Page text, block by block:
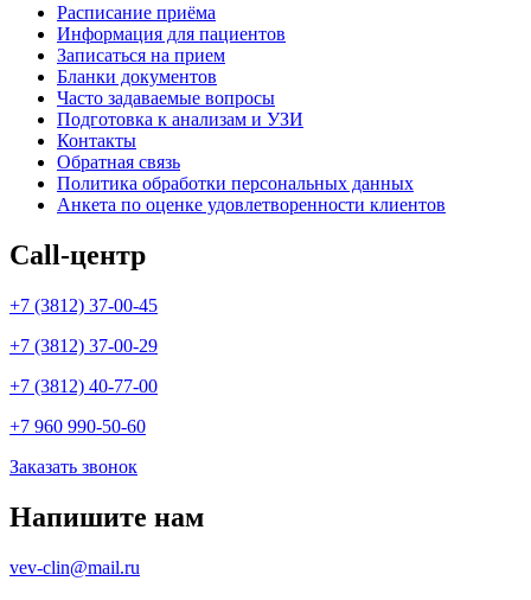
Расписание приёма
Информация для пациентов
Записаться на прием
Бланки документов
Часто задаваемые вопросы
Подготовка к анализам и УЗИ
Контакты
Обратная связь
Политика обработки персональных данных
Анкета по оценке удовлетворенности клиентов
Call-центр
+7 (3812) 37-00-45
+7 (3812) 37-00-29
+7 (3812) 40-77-00
+7 960 990-50-60
Заказать звонок
Напишите нам
vev-clin@mail.ru